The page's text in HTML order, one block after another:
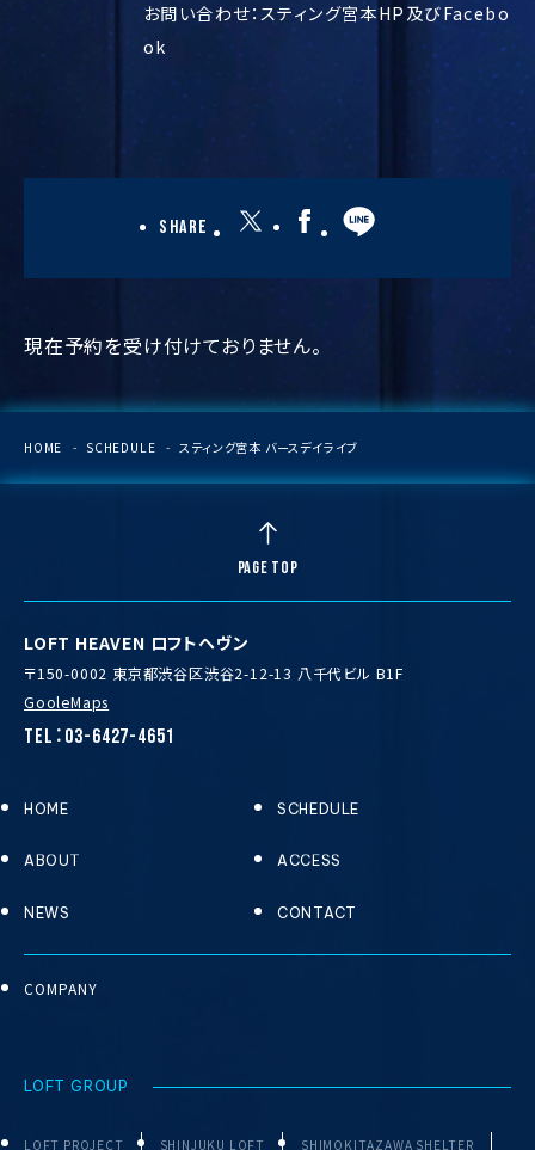
お問い合わせ：スティング宮本HP及びFacebo
ok
Share
現在予約を受け付けておりません。
HOME SCHEDULE スティング宮本 バースデイライブ
LOFT HEAVEN ロフトヘヴン
〒150-0002 東京都渋谷区渋谷2-12-13 八千代ビル B1F
GooleMaps
TEL：03-6427-4651
HOME SCHEDULE
ABOUT ACCESS
NEWS CONTACT
COMPANY
LOFT GROUP
LOFT PROJECT SHINJUKU LOFT SHIMOKITAZAWA SHELTER
PAGE TOP